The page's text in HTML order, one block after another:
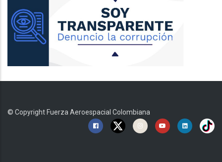
© Copyright Fuerza Aeroespacial Colombiana